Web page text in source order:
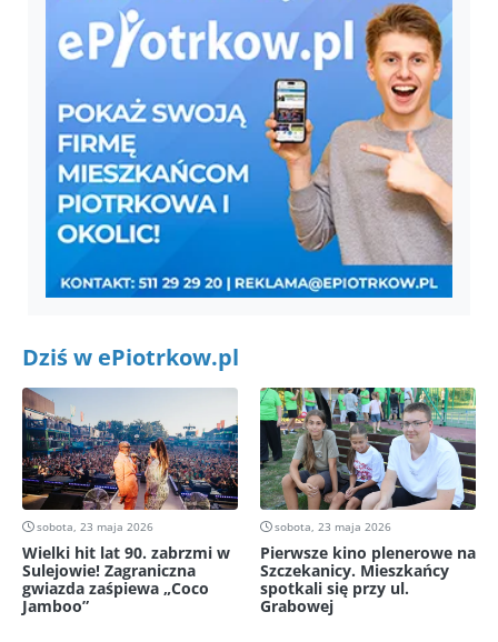
Dziś w ePiotrkow.pl
sobota, 23 maja 2026
Wielki hit lat 90. zabrzmi w
Sulejowie! Zagraniczna
gwiazda zaśpiewa „Coco
Jamboo”
sobota, 23 maja 2026
Pierwsze kino plenerowe na
Szczekanicy. Mieszkańcy
spotkali się przy ul.
Grabowej